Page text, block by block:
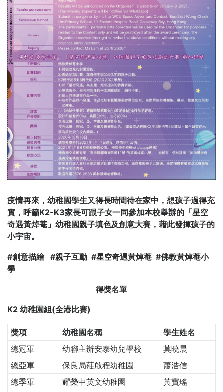
疫情再來，幼稚園學生又得長時間待在家中，想孩子過得充
實，呼籲K2-K3家長可跟子女一同參加本校舉辦的「星空
奇遇黃焯菴」幼稚園親子填色及創意大賽，藉此發揮孩子的
小宇宙。
#創意描繪 #親子互動 #星空奇遇黃焯菴 #佛教黃焯菴小
學
得獎名單
K2 幼稚園組(全港比賽)
獎項 幼稚園名稱
學生姓名
總冠軍
幼聯主辦安泰幼兒學校
莫曉晨
總亞軍
保良局莊啟程幼稚園
蕭浩信
總季軍
耀榮中英文幼稚園
黃寶瑤